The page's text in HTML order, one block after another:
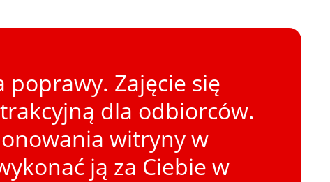
Zajęcie się
dla odbiorców.
witryny w
ją za Ciebie w